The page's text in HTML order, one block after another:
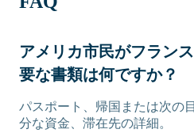
アメリカ市民がフラン
要な書類は何ですか？
パスポート、帰国または次の
分な資金、滞在先の詳細。